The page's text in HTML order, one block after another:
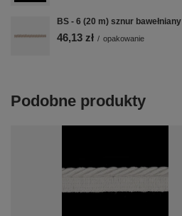
BS - 6 (20 m) sznur bawełniany
46,13 zł / opakowanie
Podobne produkty